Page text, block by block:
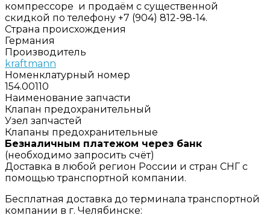
компрессоре и продаём с существенной
скидкой по телефону +7 (904) 812-98-14.
Страна происхождения
Германия
Производитель
kraftmann
Номенклатурный номер
154.00110
Наименование запчасти
Клапан предохранительный
Узел запчастей
Клапаны предохранительные
Безналичным платежом через банк
(необходимо запросить счёт)
Доставка в любой регион России и стран СНГ с
помощью транспортной компании.
Бесплатная доставка до терминала транспортной
компании в г. Челябинске: